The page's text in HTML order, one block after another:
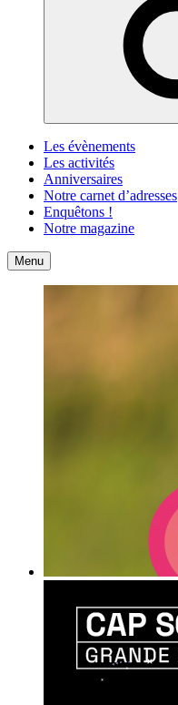
Les évènements
Les activités
Anniversaires
Notre carnet d’adresses
Enquêtons !
Notre magazine
Accueil
Menu Contact